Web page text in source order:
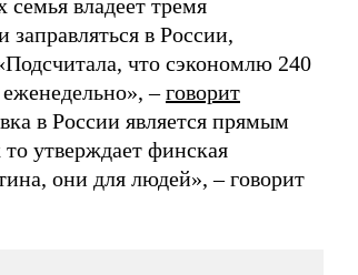
семья владеет тремя
в России,
что сэкономлю 240
еженедельно», –говорит
в России является прямым
утверждает финская
они для людей», – говорит